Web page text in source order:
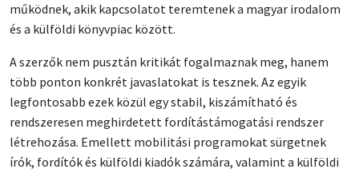
működnek, akik kapcsolatot teremtenek a magyar irodalom
és a külföldi könyvpiac között.
A szerzők nem pusztán kritikát fogalmaznak meg, hanem
több ponton konkrét javaslatokat is tesznek. Az egyik
legfontosabb ezek közül egy stabil, kiszámítható és
rendszeresen meghirdetett fordítástámogatási rendszer
létrehozása. Emellett mobilitási programokat sürgetnek
írók, fordítók és külföldi kiadók számára, valamint a külföldi